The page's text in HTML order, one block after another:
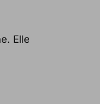
Elle